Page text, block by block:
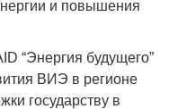
и повышения
“Энергия будущего”
ВИЭ в регионе
государству в